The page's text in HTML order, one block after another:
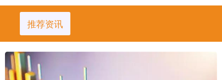
推荐资讯